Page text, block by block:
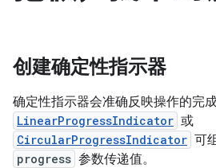
创建确定性指示器
确定性指示器会准确反映操作的完
LinearProgressIndicator 或
CircularProgressIndicator 可
progress 参数传递值。